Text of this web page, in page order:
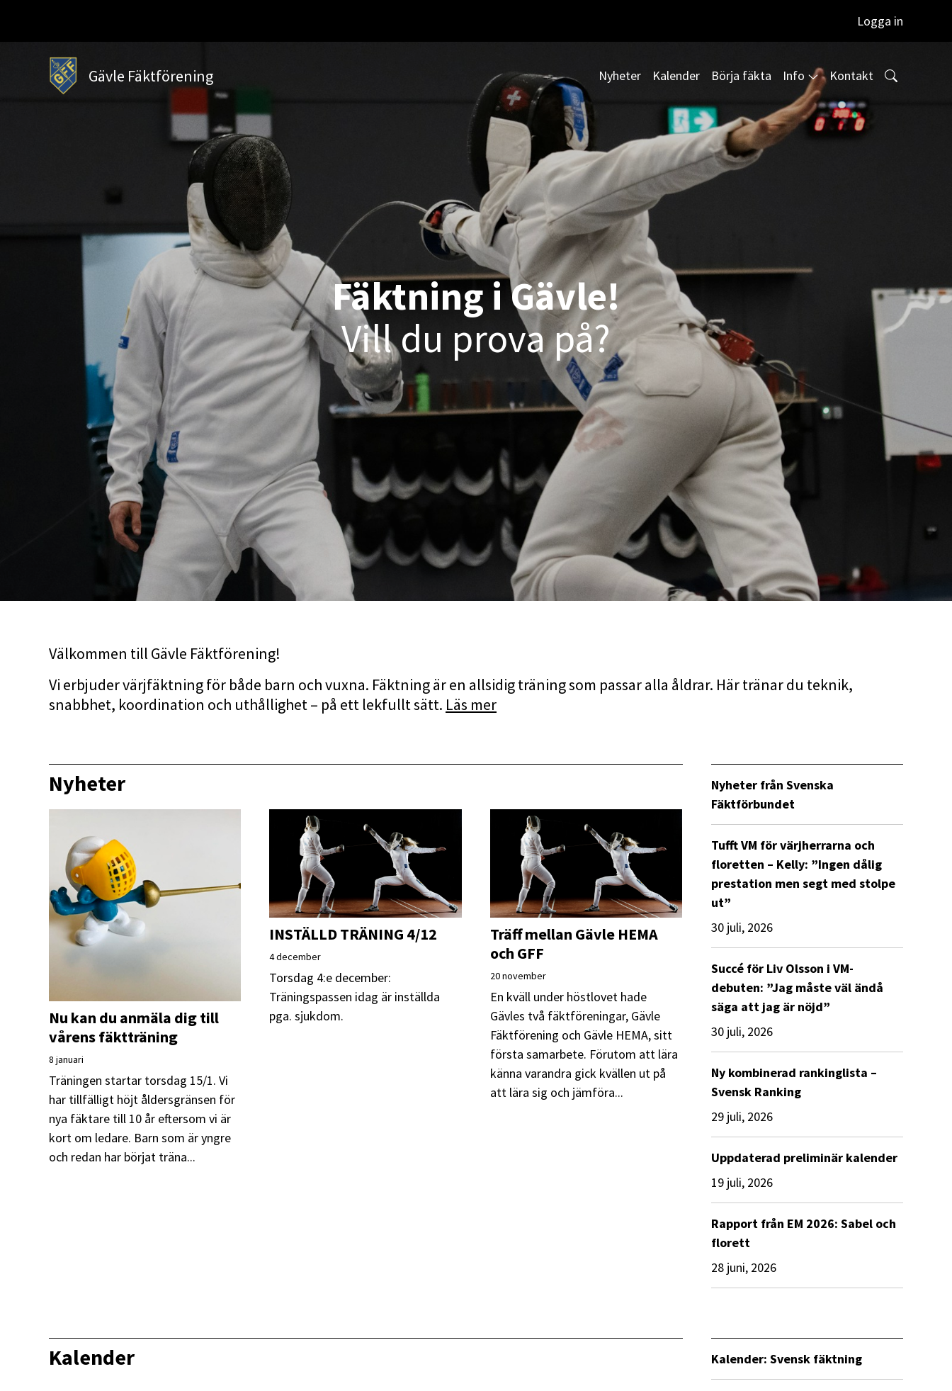
Huvudnavigering
Logga in
Gävle Fäktförening Nyheter Kalender Börja fäkta Info Kontakt
Fäktning i Gävle!
Vill du prova på?
Välkommen till Gävle Fäktförening!
Vi erbjuder värjfäktning för både barn och vuxna. Fäktning är en allsidig träning som passar alla åldrar. Här tränar du teknik,
snabbhet, koordination och uthållighet – på ett lekfullt sätt. Läs mer
Nyheter
Nu kan du anmäla dig till
vårens fäktträning
8 januari
Träningen startar torsdag 15/1. Vi
har tillfälligt höjt åldersgränsen för
nya fäktare till 10 år eftersom vi är
kort om ledare. Barn som är yngre
och redan har börjat träna...
INSTÄLLD TRÄNING 4/12
4 december
Torsdag 4:e december:
Träningspassen idag är inställda
pga. sjukdom.
Träff mellan Gävle HEMA
och GFF
20 november
En kväll under höstlovet hade
Gävles två fäktföreningar, Gävle
Fäktförening och Gävle HEMA, sitt
första samarbete. Förutom att lära
känna varandra gick kvällen ut på
att lära sig och jämföra...
Nyheter från Svenska
Fäktförbundet
Tufft VM för värjherrarna och
floretten – Kelly: ”Ingen dålig
prestation men segt med stolpe
ut”
30 juli, 2026
Succé för Liv Olsson i VM-
debuten: ”Jag måste väl ändå
säga att jag är nöjd”
30 juli, 2026
Ny kombinerad rankinglista –
Svensk Ranking
29 juli, 2026
Uppdaterad preliminär kalender
19 juli, 2026
Rapport från EM 2026: Sabel och
florett
28 juni, 2026
Kalender Kalender: Svensk fäktning